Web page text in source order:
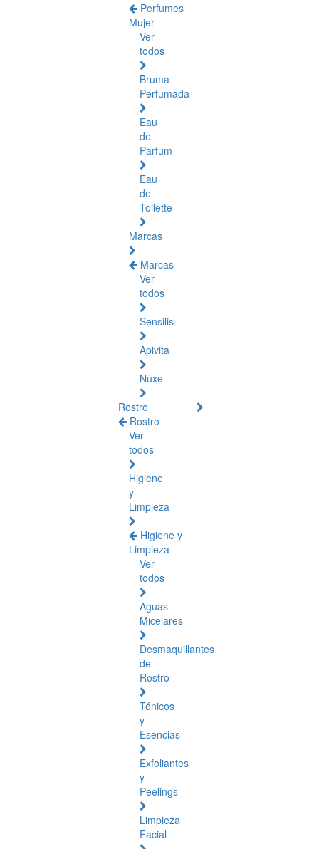
Perfumes
Mujer
Ver
todos
Bruma
Perfumada
Eau
de
Parfum
Eau
de
Toilette
Marcas
Marcas
Ver
todos
Sensilis
Apivita
Nuxe
Rostro
Rostro
Ver
todos
Higiene
y
Limpieza
Higiene y
Limpieza
Ver
todos
Aguas
Micelares
Desmaquillantes
de
Rostro
Tónicos
y
Esencias
Exfoliantes
y
Peelings
Limpieza
Facial